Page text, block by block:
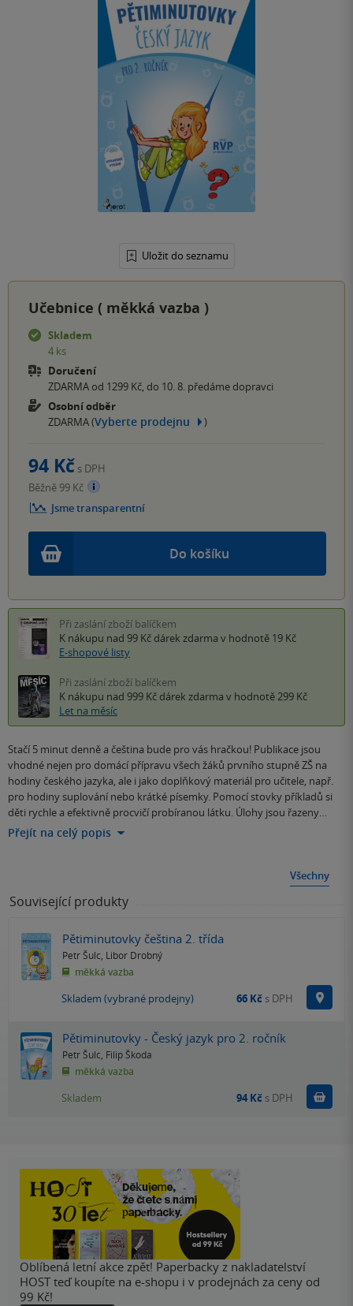
Uložit do seznamu
Učebnice ( měkká vazba )
Skladem
4 ks
Doručení
ZDARMA od 1299 Kč, do 10. 8. předáme dopravci
Osobní odběr
ZDARMA (Vyberte prodejnu )
Do košíku
94 Kč s DPH
Běžně 99 Kč
Jsme transparentní
Při zaslání zboží balíčkem
K nákupu nad 99 Kč dárek zdarma v hodnotě 19 Kč
E-shopové listy
Při zaslání zboží balíčkem
K nákupu nad 999 Kč dárek zdarma v hodnotě 299 Kč
Let na měsíc
Stačí 5 minut denně a čeština bude pro vás hračkou! Publikace jsou
vhodné nejen pro domácí přípravu všech žáků prvního stupně ZŠ na
hodiny českého jazyka, ale i jako doplňkový materiál pro učitele, např.
pro hodiny suplování nebo krátké písemky. Pomocí stovky příkladů si
děti rychle a efektivně procvičí probíranou látku. Úlohy jsou řazeny…
Přejít na celý popis
Všechny
Související produkty
Pětiminutovky čeština 2. třída
Petr Šulc, Libor Drobný
měkká vazba
Skladem (vybrané prodejny) 66 Kč s DPH
Pětiminutovky - Český jazyk pro 2. ročník
Petr Šulc, Filip Škoda
měkká vazba
Skladem 94 Kč s DPH
Oblíbená letní akce zpět! Paperbacky z nakladatelství
HOST teď koupíte na e-shopu i v prodejnách za ceny od
99 Kč!